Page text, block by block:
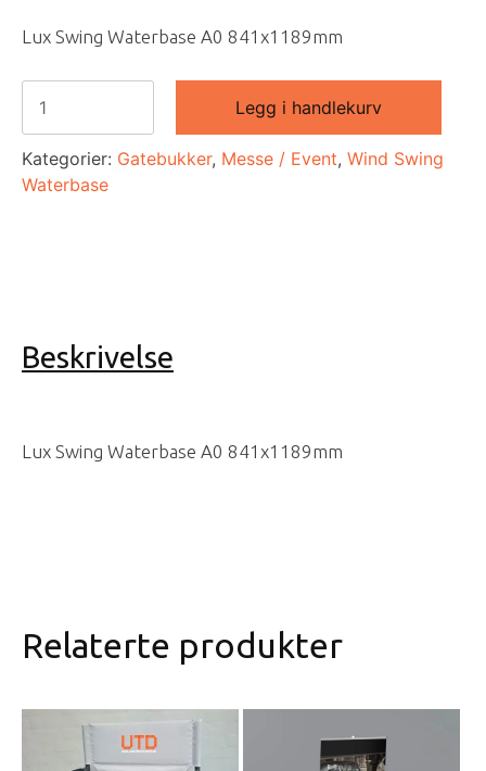
Lux Swing Waterbase A0 841x1189mm
Gatebukk
Lux
Swing
Legg i handlekurv
Kategorier: Gatebukker, Messe / Event, Wind Swing
Waterbase
Beskrivelse
Lux Swing Waterbase A0 841x1189mm
Relaterte produkter